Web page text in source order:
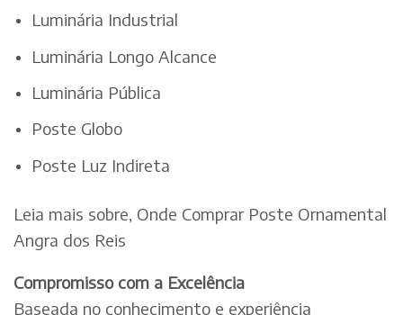
Luminária Industrial
Luminária Longo Alcance
Luminária Pública
Poste Globo
Poste Luz Indireta
Leia mais sobre, Onde Comprar Poste Ornamental
Angra dos Reis
Compromisso com a Excelência
Baseada no conhecimento e experiência